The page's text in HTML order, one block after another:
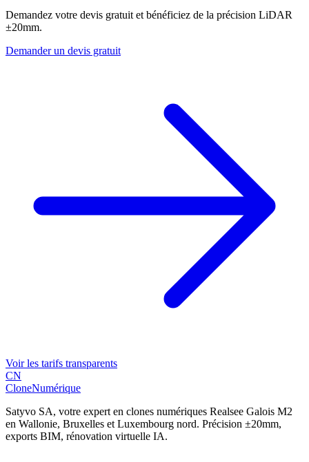
Demandez votre devis gratuit et bénéficiez de la précision LiDAR
±20mm.
Demander un devis gratuit
Voir les tarifs transparents
CN
CloneNumérique
Satyvo SA, votre expert en clones numériques Realsee Galois M2
en Wallonie, Bruxelles et Luxembourg nord. Précision ±20mm,
exports BIM, rénovation virtuelle IA.